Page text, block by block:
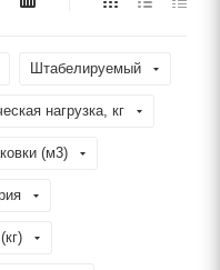
Штабелируемый
нагрузка, кг
(м3)